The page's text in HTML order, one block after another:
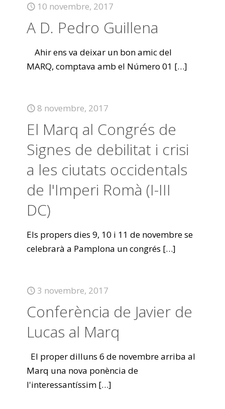
10 novembre, 2017
A D. Pedro Guillena
Ahir ens va deixar un bon amic del
MARQ, comptava amb el Número 01 […]
8 novembre, 2017
El Marq al Congrés de
Signes de debilitat i crisi
a les ciutats occidentals
de l'Imperi Romà (I-III
DC)
Els propers dies 9, 10 i 11 de novembre se
celebrarà a Pamplona un congrés […]
3 novembre, 2017
Conferència de Javier de
Lucas al Marq
El proper dilluns 6 de novembre arriba al
Marq una nova ponència de
l'interessantíssim […]